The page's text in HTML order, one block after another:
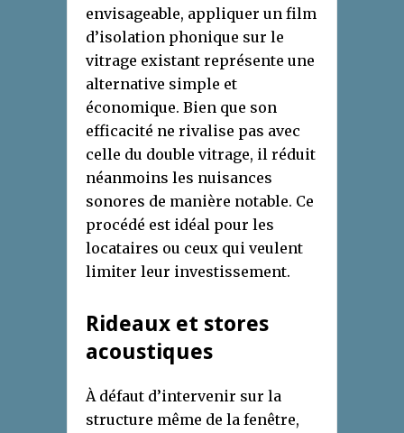
envisageable, appliquer un film
d’isolation phonique sur le
vitrage existant représente une
alternative simple et
économique. Bien que son
efficacité ne rivalise pas avec
celle du double vitrage, il réduit
néanmoins les nuisances
sonores de manière notable. Ce
procédé est idéal pour les
locataires ou ceux qui veulent
limiter leur investissement.
Rideaux et stores
acoustiques
À défaut d’intervenir sur la
structure même de la fenêtre,